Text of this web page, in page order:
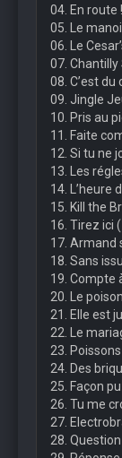
04. En route
05. Le
06. Le
07.
08. C’est
09. Jingle
10. Pris au
11. Faite
12. Si tu ne
13. Les
14. L’heure
15. Kill the
16. Tirez ici
17. Armand
18. Sans
19. Compte
20. Le
21. Elle est
22. Le
23.
24. Des
25. Façon
26. Tu me
27.
28.